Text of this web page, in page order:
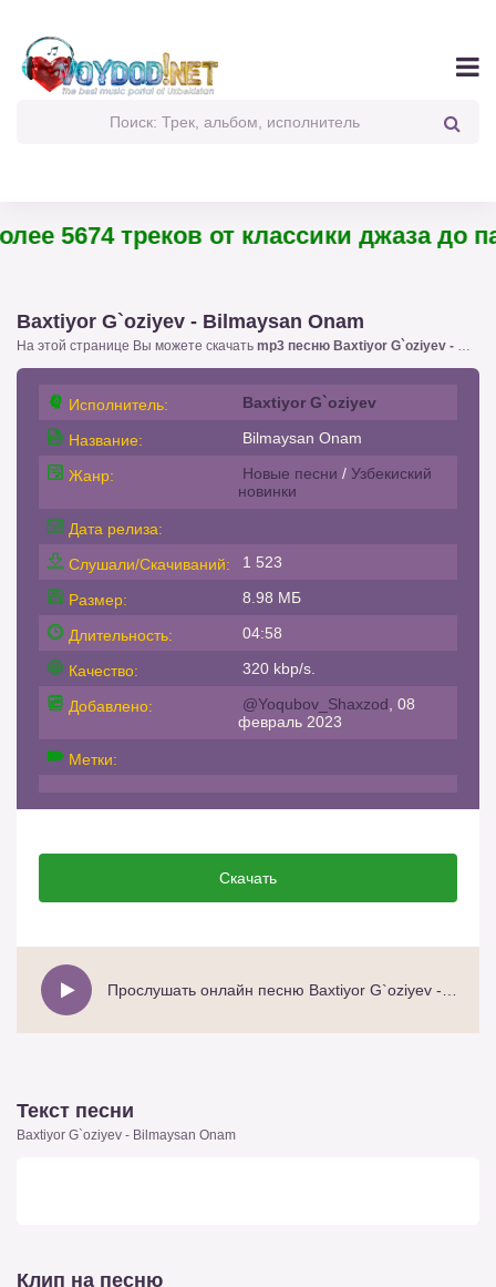
5674 треков от классики джаза до
Baxtiyor G`oziyev - Bilmaysan Onam
На этой странице Вы можете скачать mp3 песню Baxtiyor G`oziyev - Bilmaysan Onam
Исполнитель: Baxtiyor G`oziyev
Название: Bilmaysan Onam
Жанр: Новые песни / Узбекиский
новинки
Дата релиза:
Слушали/Скачиваний:
1 523
Размер: 8.98 МБ
Длительность: 04:58
Качество: 320 kbp/s.
Добавлено: @Yoqubov_Shaxzod , 08
февраль 2023
Метки:
Скачать
Текст песни
Baxtiyor G`oziyev - Bilmaysan Onam
Клип на песню